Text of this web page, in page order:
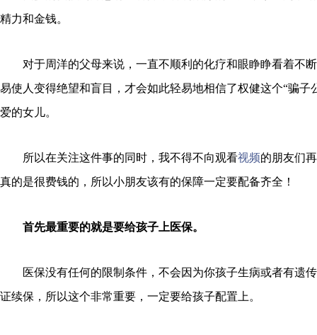
精力和金钱。
对于周洋的父母来说，一直不顺利的化疗和眼睁睁看着不
易使人变得绝望和盲目，才会如此轻易地相信了权健这个“骗子
爱的女儿。
所以在关注这件事的同时，我不得不向观看视频的朋友们
真的是很费钱的，所以小朋友该有的保障一定要配备齐全！
首先最重要的就是要给孩子上医保。
医保没有任何的限制条件，不会因为你孩子生病或者有遗
证续保，所以这个非常重要，一定要给孩子配置上。